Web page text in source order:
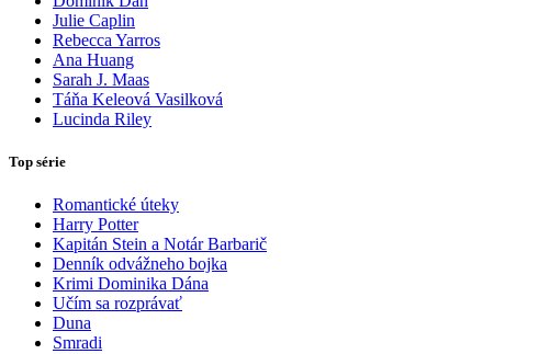
Julie Caplin
Rebecca Yarros
Ana Huang
Sarah J. Maas
Táňa Keleová Vasilková
Lucinda Riley
Top série
Romantické úteky
Harry Potter
Kapitán Stein a Notár Barbarič
Denník odvážneho bojka
Krimi Dominika Dána
Učím sa rozprávať
Duna
Smradi